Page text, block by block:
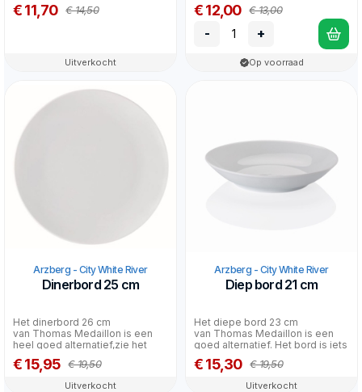
€ 11,70 € 14,50
Uitverkocht
€ 12,00 € 13,00
- +
Op voorraad
Arzberg - City White River
Dinerbord 25 cm
Het dinerbord 26 cm
van Thomas Medaillon is een
heel goed alternatief,zie het
€ 15,95 € 19,50
Uitverkocht
Arzberg - City White River
Diep bord 21 cm
Het diepe bord 23 cm
van Thomas Medaillon is een
goed alternatief. Het bord is iets
€ 15,30 € 19,50
Uitverkocht